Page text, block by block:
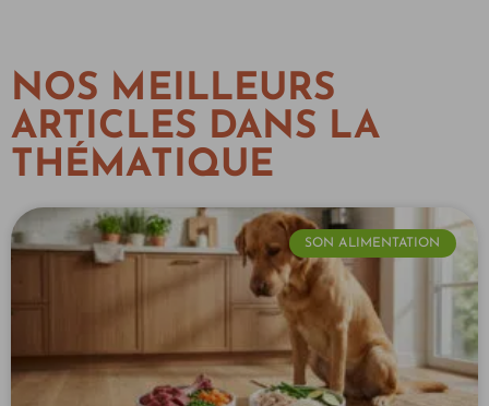
NOS MEILLEURS
ARTICLES DANS LA
THÉMATIQUE
SON ALIMENTATION